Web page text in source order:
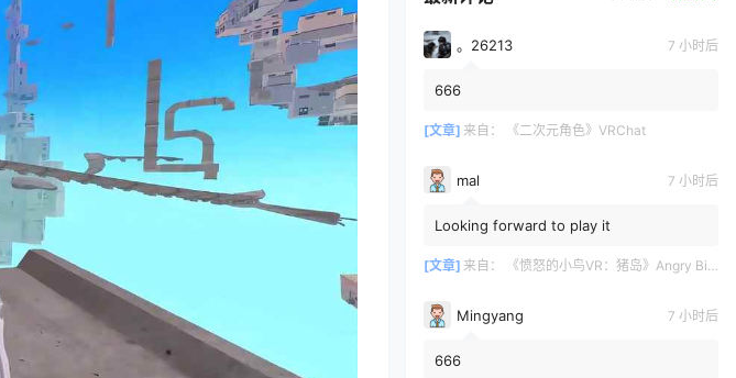
。26213 7 小时后
666
[文章] 来自： 《二次元角色》VRChat
mal 7 小时后
Looking forward to play it
[文章] 来自： 《愤怒的小鸟VR：猪岛》Angry Birds VR: Isle of Pigs
Mingyang 7 小时后
666